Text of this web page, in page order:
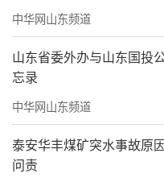
搭建了桑珠
为这里的藏
中华网山东频道
山东省委外办与山东国投
忘录
中华网山东频道
泰安华丰煤矿突水事故原
问责